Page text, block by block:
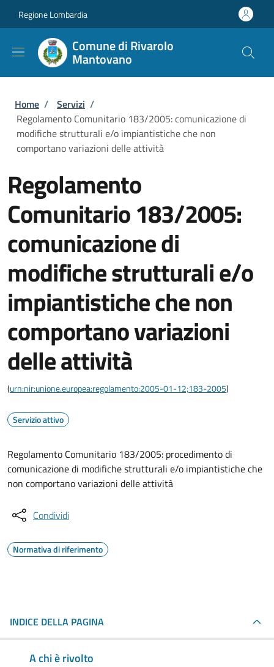
Regione Lombardia
Comune di Rivarolo
Mantovano
Briciole di pane
Home / Servizi /
Regolamento Comunitario 183/2005: comunicazione di
modifiche strutturali e/o impiantistiche che non
comportano variazioni delle attività
Regolamento
Comunitario 183/2005:
comunicazione di
modifiche strutturali e/o
impiantistiche che non
comportano variazioni
delle attività
(urn:nir:unione.europea:regolamento:2005-01-12;183-2005)
Servizio attivo
Regolamento Comunitario 183/2005: procedimento di
comunicazione di modifiche strutturali e/o impiantistiche che
non comportano variazioni delle attività
Condividi
Normativa di riferimento
INDICE DELLA PAGINA
A chi è rivolto